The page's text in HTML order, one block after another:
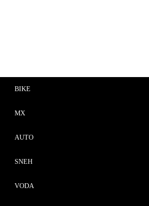
BIKE
MX
AUTO
SNEH
VODA